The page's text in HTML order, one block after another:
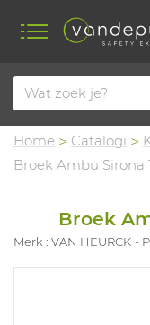
Home Catalogi
Broek Ambu Sirona
Broek
Merk : VAN HEURCK